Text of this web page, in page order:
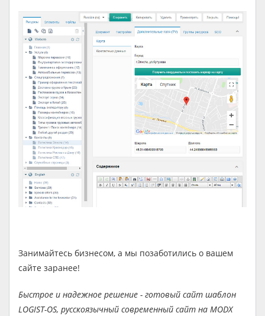
Занимайтесь бизнесом, а мы позаботились о вашем
сайте заранее!
Быстрое и надежное решение - готовый сайт шаблон
LOGIST-OS, русскоязычный современный сайт на MODX